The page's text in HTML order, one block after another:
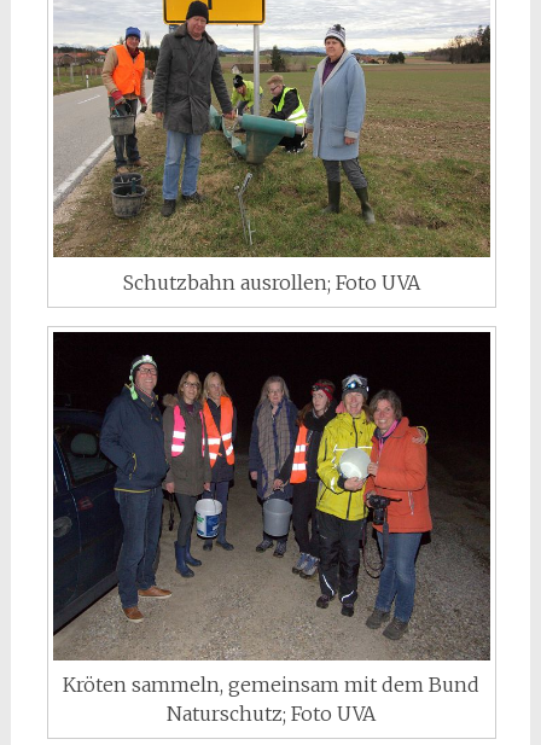
Schutzbahn ausrollen; Foto UVA
Kröten sammeln, gemeinsam mit dem Bund
Naturschutz; Foto UVA